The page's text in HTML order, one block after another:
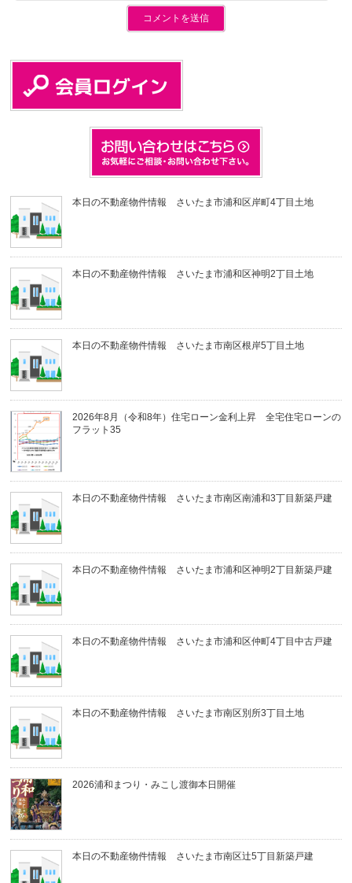
本日の不動産物件情報 さいたま市浦和区岸町4丁目土地
本日の不動産物件情報 さいたま市浦和区神明2丁目土地
本日の不動産物件情報 さいたま市南区根岸5丁目土地
2026年8月（令和8年）住宅ローン金利上昇 全宅住宅ローンの
フラット35
本日の不動産物件情報 さいたま市南区南浦和3丁目新築戸建
本日の不動産物件情報 さいたま市浦和区神明2丁目新築戸建
本日の不動産物件情報 さいたま市浦和区仲町4丁目中古戸建
本日の不動産物件情報 さいたま市南区別所3丁目土地
2026浦和まつり・みこし渡御本日開催
本日の不動産物件情報 さいたま市南区辻5丁目新築戸建